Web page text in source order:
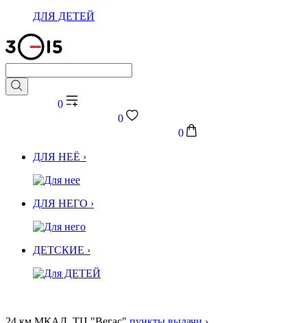
ДЛЯ ДЕТЕЙ
0
0
0
ДЛЯ НЕЁ ›
ДЛЯ НЕГО ›
ДЕТСКИЕ ›